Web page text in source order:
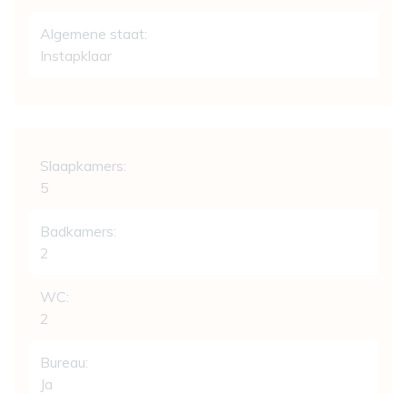
Algemene staat:
Instapklaar
Slaapkamers:
5
Badkamers:
2
WC:
2
Bureau:
Ja